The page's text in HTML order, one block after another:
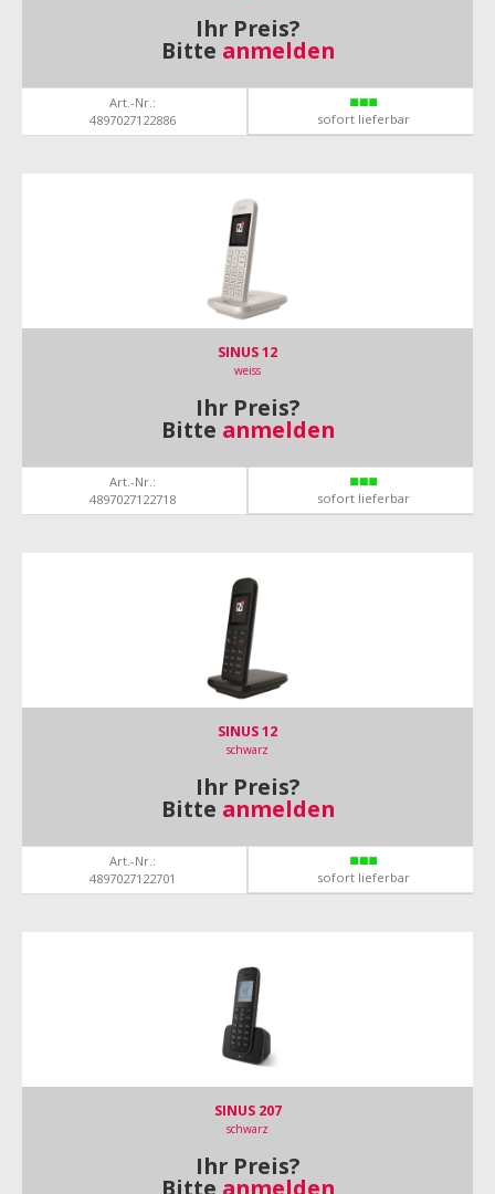
Ihr Preis?
Bitte anmelden
Art.-Nr.:
4897027122886
sofort lieferbar
SINUS 12
weiss
Ihr Preis?
Bitte anmelden
Art.-Nr.:
4897027122718
sofort lieferbar
SINUS 12
schwarz
Ihr Preis?
Bitte anmelden
Art.-Nr.:
4897027122701
sofort lieferbar
SINUS 207
schwarz
Ihr Preis?
Bitte anmelden